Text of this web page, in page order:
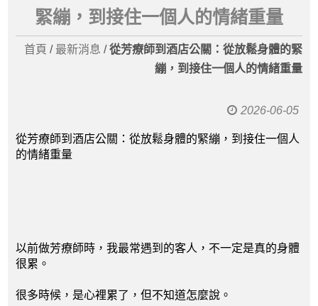
緊繃，到接住一個人的情緒重量
首頁 / 最新消息 /從芳療師到酒店公關：從放鬆身體的緊
繃，到接住一個人的情緒重量
2026-06-05
從芳療師到酒店公關：從放鬆身體的緊繃，到接住一個人
的情緒重量
以前做芳療師時，我最常遇到的客人，不一定是真的身體
很累。
很多時候，是心裡累了，但不知道怎麼說。